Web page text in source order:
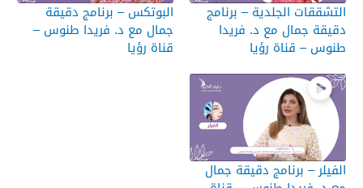
التشققات الجلدية – برنامج
دقيقة جمال مع د. فريدا
طنوس – قناة رؤيا
البوتكس – برنامج دقيقة
جمال مع د. فريدا طنوس –
قناة رؤيا
الفيلر – برنامج دقيقة جمال